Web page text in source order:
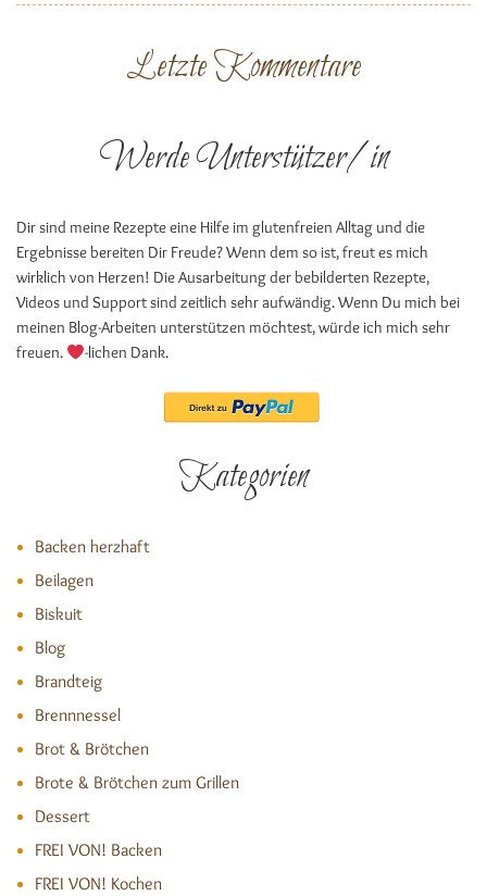
Letzte Kommentare
Werde Unterstützer/in
Dir sind meine Rezepte eine Hilfe im glutenfreien Alltag und die
Ergebnisse bereiten Dir Freude? Wenn dem so ist, freut es mich
wirklich von Herzen! Die Ausarbeitung der bebilderten Rezepte,
Videos und Support sind zeitlich sehr aufwändig. Wenn Du mich bei
meinen Blog-Arbeiten unterstützen möchtest, würde ich mich sehr
freuen.
-lichen Dank.
Kategorien
Backen herzhaft
Beilagen
Biskuit
Blog
Brandteig
Brennnessel
Brot & Brötchen
Brote & Brötchen zum Grillen
Dessert
FREI VON! Backen
FREI VON! Kochen